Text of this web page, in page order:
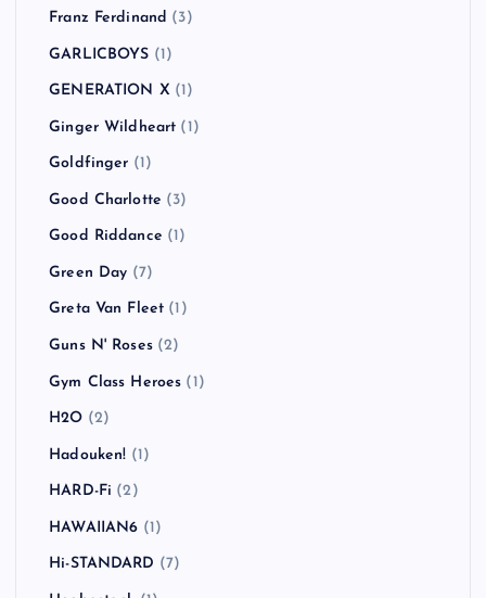
Franz Ferdinand (3)
GARLICBOYS (1)
GENERATION X (1)
Ginger Wildheart (1)
Goldfinger (1)
Good Charlotte (3)
Good Riddance (1)
Green Day (7)
Greta Van Fleet (1)
Guns N' Roses(2)
Gym Class Heroes (1)
H2O (2)
Hadouken! (1)
HARD-Fi (2)
HAWAIIAN6 (1)
Hi-STANDARD (7)